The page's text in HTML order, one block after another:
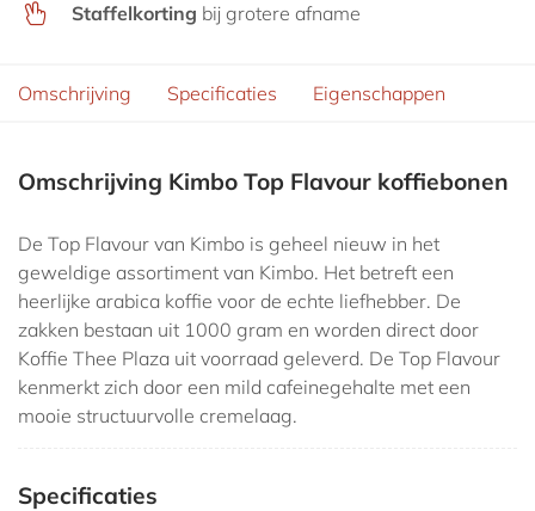
Staffelkorting bij grotere afname
Omschrijving Specificaties Eigenschappen
Omschrijving Kimbo Top Flavour koffiebonen
De Top Flavour van Kimbo is geheel nieuw in het
geweldige assortiment van Kimbo. Het betreft een
heerlijke arabica koffie voor de echte liefhebber. De
zakken bestaan uit 1000 gram en worden direct door
Koffie Thee Plaza uit voorraad geleverd. De Top Flavour
kenmerkt zich door een mild cafeinegehalte met een
mooie structuurvolle cremelaag.
Specificaties